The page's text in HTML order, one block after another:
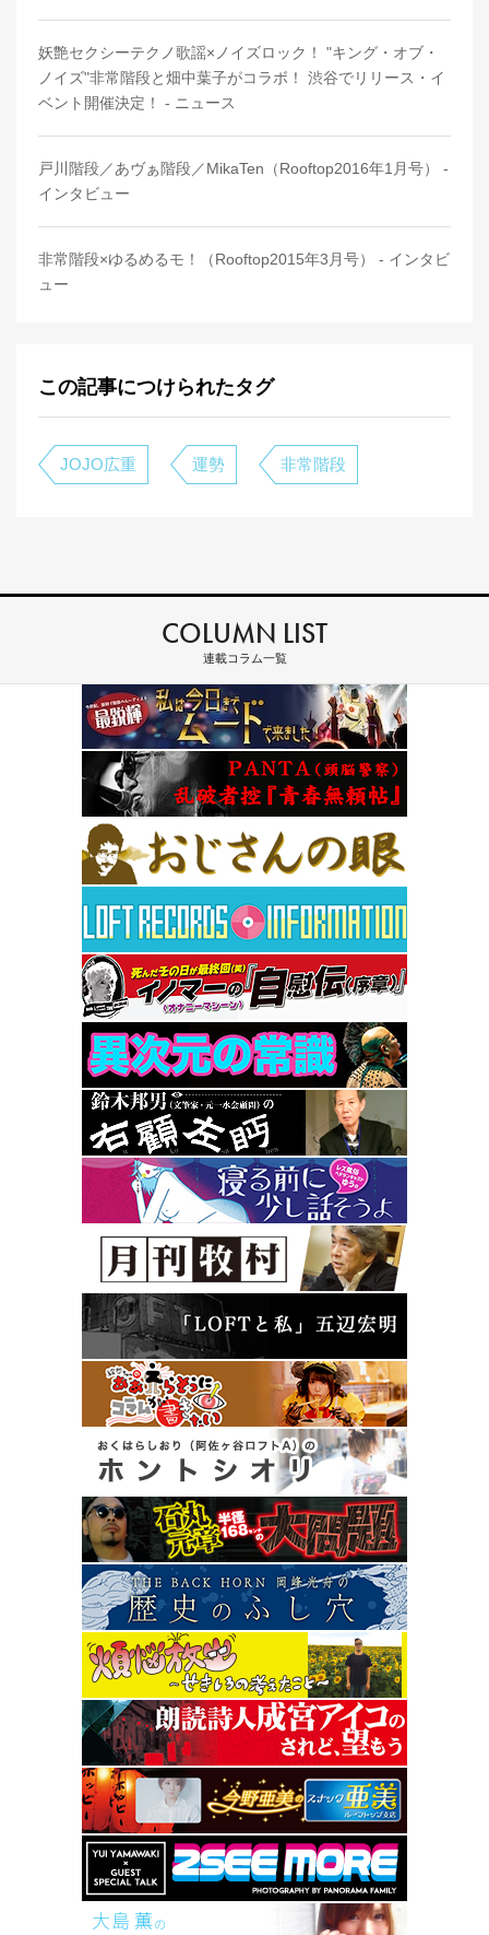
妖艶セクシーテクノ歌謡×ノイズロック！ "キング・オブ・
ノイズ"非常階段と畑中葉子がコラボ！ 渋谷でリリース・イ
ベント開催決定！ - ニュース
戸川階段／あヴぁ階段／MikaTen（Rooftop2016年1月号） -
インタビュー
非常階段×ゆるめるモ！（Rooftop2015年3月号） - インタビ
ュー
この記事につけられたタグ
JOJO広重 運勢 非常階段
COLUMN LIST
連載コラム一覧